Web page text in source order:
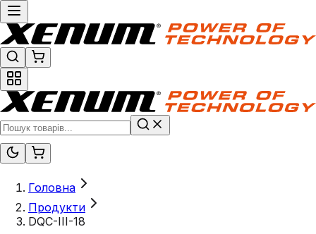
Головна
Продукти
DQC-III-18